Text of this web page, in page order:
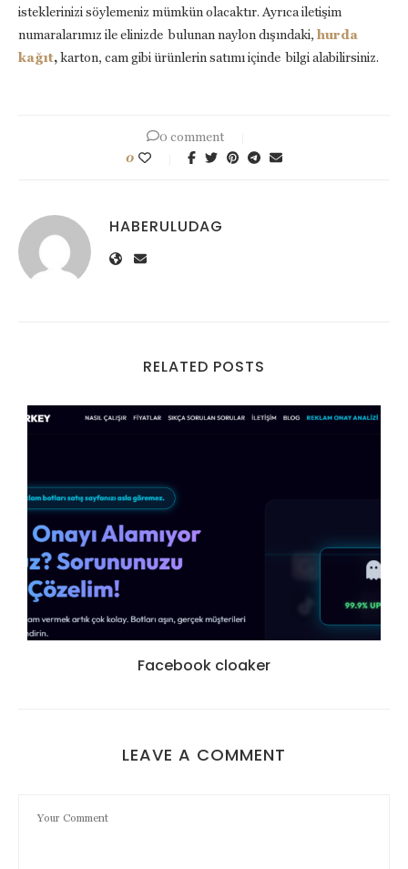
isteklerinizi söylemeniz mümkün olacaktır. Ayrıca iletişim
numaralarımız ile elinizde bulunan naylon dışındaki, hurda
kağıt,karton, cam gibi ürünlerin satımı içinde bilgi alabilirsiniz.
0 comment
0
HABERULUDAG
RELATED POSTS
Facebook cloaker
LEAVE A COMMENT